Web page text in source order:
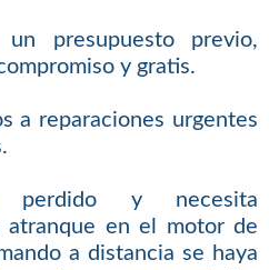
presupuesto previo,
y gratis.
a reparaciones urgentes
y necesita
atranque en el motor de
a distancia se haya